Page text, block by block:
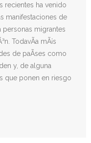
recientes ha venido
manifestaciones de
personas migrantes
TodavÃ­a mÃ¡s
de paÃ­ses como
y, de alguna
que ponen en riesgo